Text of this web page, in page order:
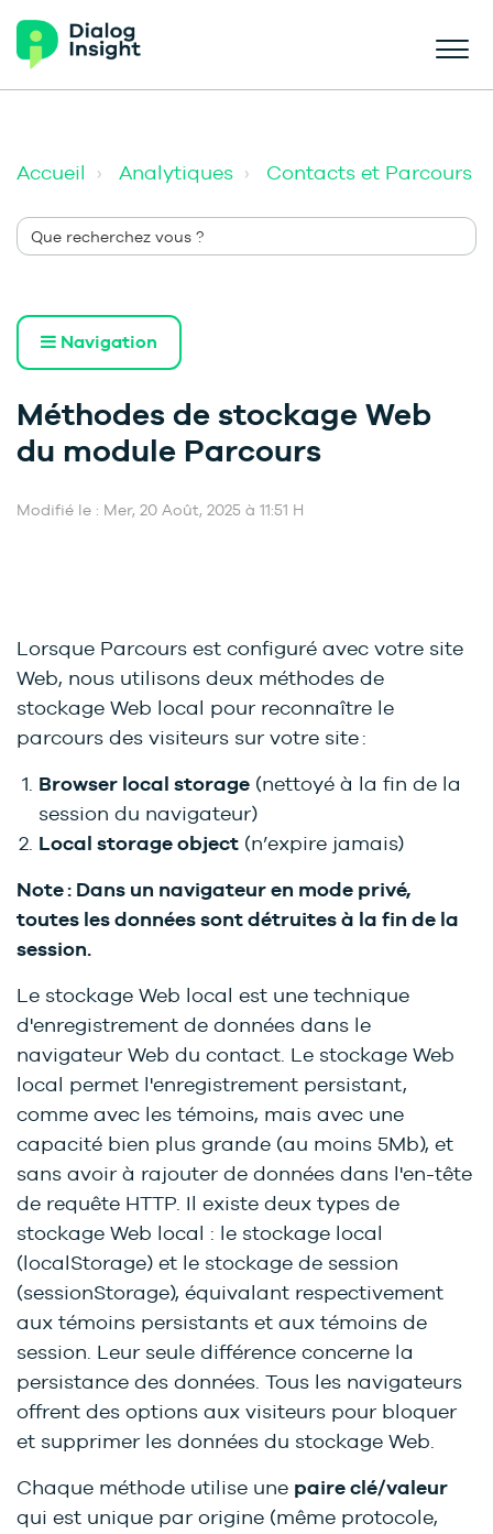
Accueil Analytiques Contacts et Parcours
Navigation
Méthodes de stockage Web
du module Parcours
Modifié le : Mer, 20 Août, 2025 à 11:51 H
Lorsque Parcours est configuré avec votre site
Web, nous utilisons deux méthodes de
stockage Web local pour reconnaître le
parcours des visiteurs sur votre site :
Browser local storage (nettoyé à la fin de la
session du navigateur)
Local storage object (n’expire jamais)
Note : Dans un navigateur en mode privé,
toutes les données sont détruites à la fin de la
session.
Le stockage Web local est une technique
d'enregistrement de données dans le
navigateur Web du contact. Le stockage Web
local permet l'enregistrement persistant,
comme avec les témoins, mais avec une
capacité bien plus grande (au moins 5Mb), et
sans avoir à rajouter de données dans l'en-tête
de requête HTTP. Il existe deux types de
stockage Web local : le stockage local
(localStorage) et le stockage de session
(sessionStorage), équivalant respectivement
aux témoins persistants et aux témoins de
session. Leur seule différence concerne la
persistance des données. Tous les navigateurs
offrent des options aux visiteurs pour bloquer
et supprimer les données du stockage Web.
Chaque méthode utilise une paire clé/valeur
qui est unique par origine (même protocole,